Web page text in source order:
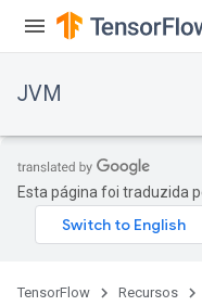
JVM
Esta página foi traduzida
TensorFlow Recursos